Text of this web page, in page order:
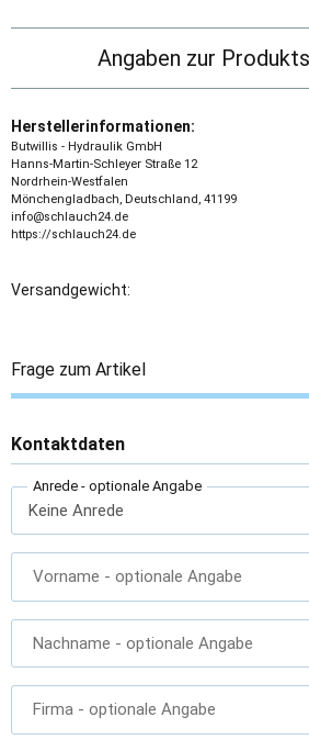
Angaben zur
Herstellerinformationen:
Butwillis - Hydraulik GmbH
Hanns-Martin-Schleyer Straße 12
Nordrhein-Westfalen
Mönchengladbach, Deutschland, 41199
info@schlauch24.de
https://schlauch24.de
Versandgewicht:
Frage zum Artikel
Kontaktdaten
Anrede - optionale Angabe
Vorname - optionale Angabe
Nachname - optionale Angabe
Firma - optionale Angabe